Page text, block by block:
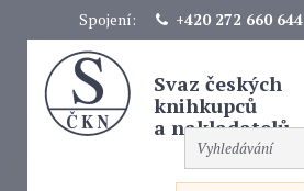
Spojení: +420 272 660 644
Svaz českých
knihkupců
a nakladatelů